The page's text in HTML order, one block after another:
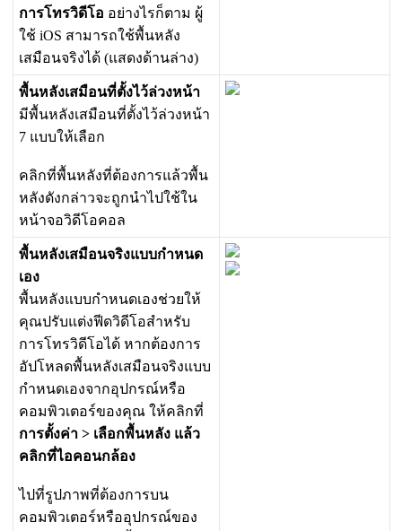
การโทรวดโอ อยางไรกตาม ผ
ใช iOS สามารถใชพนหลง
เสมอนจรงได (แสดงดานลาง)
พนหลงเสมอนทตงไวลวงหนา
มพนหลงเสมอนทตงไวลวงหนา
7 แบบใหเลอก
คลกทพนหลงทตองการแลวพน
หลงดงกลาวจะถกนไปใชใน
หนาจอวดโอคอล
พนหลงเสมอนจรงแบบกหนด
เอง
พนหลงแบบกหนดเองชวยให
คณปรบแตงฟดวดโอสหรบ
การโทรวดโอได หากตองการ
อปโหลดพนหลงเสมอนจรงแบบ
กหนดเองจากอปกรณหรอ
คอมพวเตอรของคณ ใหคลกท
การตงคา > เลอกพนหลง แลว
คลกทไอคอนกลอง
ไปทรปภาพทตองการบน
คอมพวเตอรหรออปกรณของ